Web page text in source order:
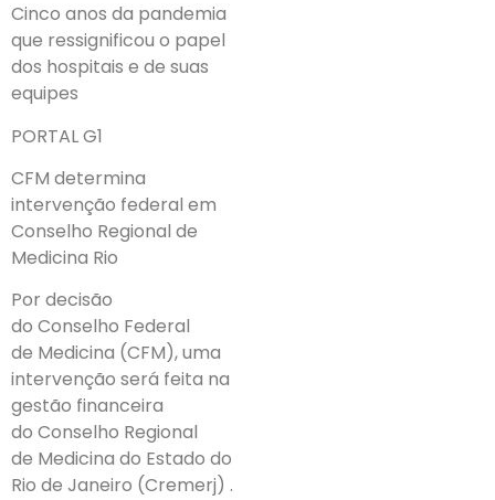
Cinco anos da pandemia
que ressignificou o papel
dos hospitais e de suas
equipes
PORTAL G1
CFM determina
intervenção federal em
Conselho Regional de
Medicina Rio
Por decisão
do Conselho Federal
de Medicina (CFM), uma
intervenção será feita na
gestão financeira
do Conselho Regional
de Medicina do Estado do
Rio de Janeiro (Cremerj) .